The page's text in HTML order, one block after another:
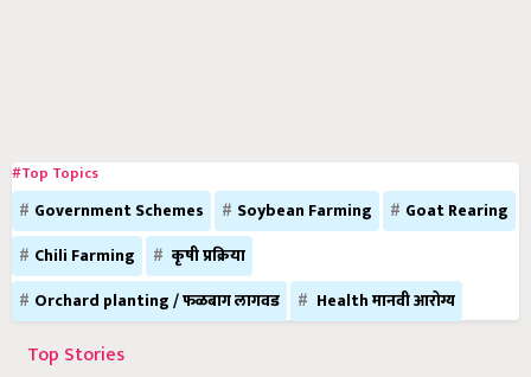
#Top Topics
Government Schemes Soybean Farming
Goat Rearing
Chili Farming
कृषी प्रक्रिया
Orchard planting / फळबाग लागवड
Health मानवी आरोग्य
Top Stories